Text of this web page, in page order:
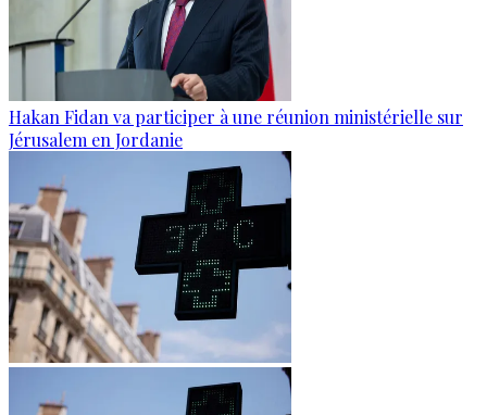
Hakan Fidan va participer à une réunion ministérielle sur
Jérusalem en Jordanie